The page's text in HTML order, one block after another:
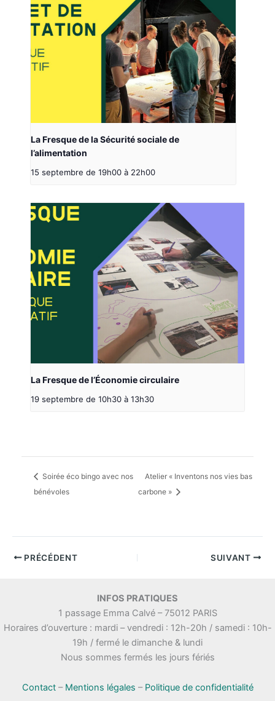
La Fresque de la Sécurité sociale de
l’alimentation
15 septembre de 19h00 à 22h00
La Fresque de l’Économie circulaire
19 septembre de 10h30 à 13h30
Soirée éco bingo avec nos
bénévoles
Atelier « Inventons nos vies bas
carbone »
PRÉCÉDENT SUIVANT
INFOS PRATIQUES
1 passage Emma Calvé – 75012 PARIS
Horaires d’ouverture : mardi – vendredi : 12h-20h / samedi : 10h-
19h / fermé le dimanche & lundi
Nous sommes fermés les jours fériés
Contact– Mentions légales – Politique de confidentialité